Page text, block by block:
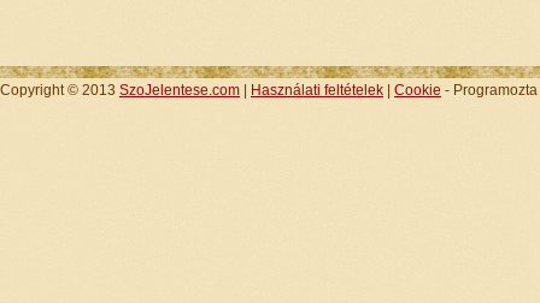
Copyright © 2013 SzoJelentese.com Használati feltételek Cookie - Programozta